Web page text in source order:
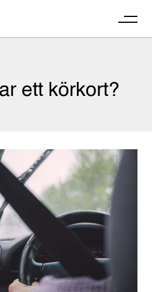
ett körkort?